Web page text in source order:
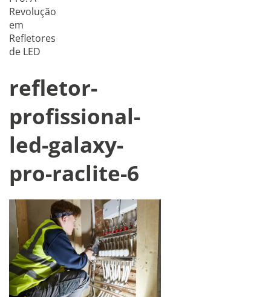
Revolução
em
Refletores
de LED
refletor-
profissional-
led-galaxy-
pro-raclite-6